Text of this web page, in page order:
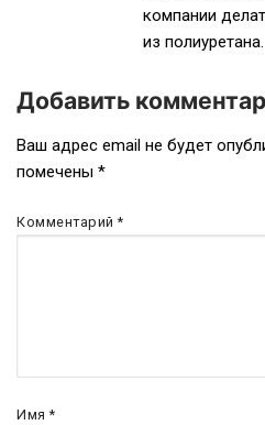
компании
из полиуретана.
Добавить
Ваш адрес email не будет
помечены *
Комментарий*
Имя*